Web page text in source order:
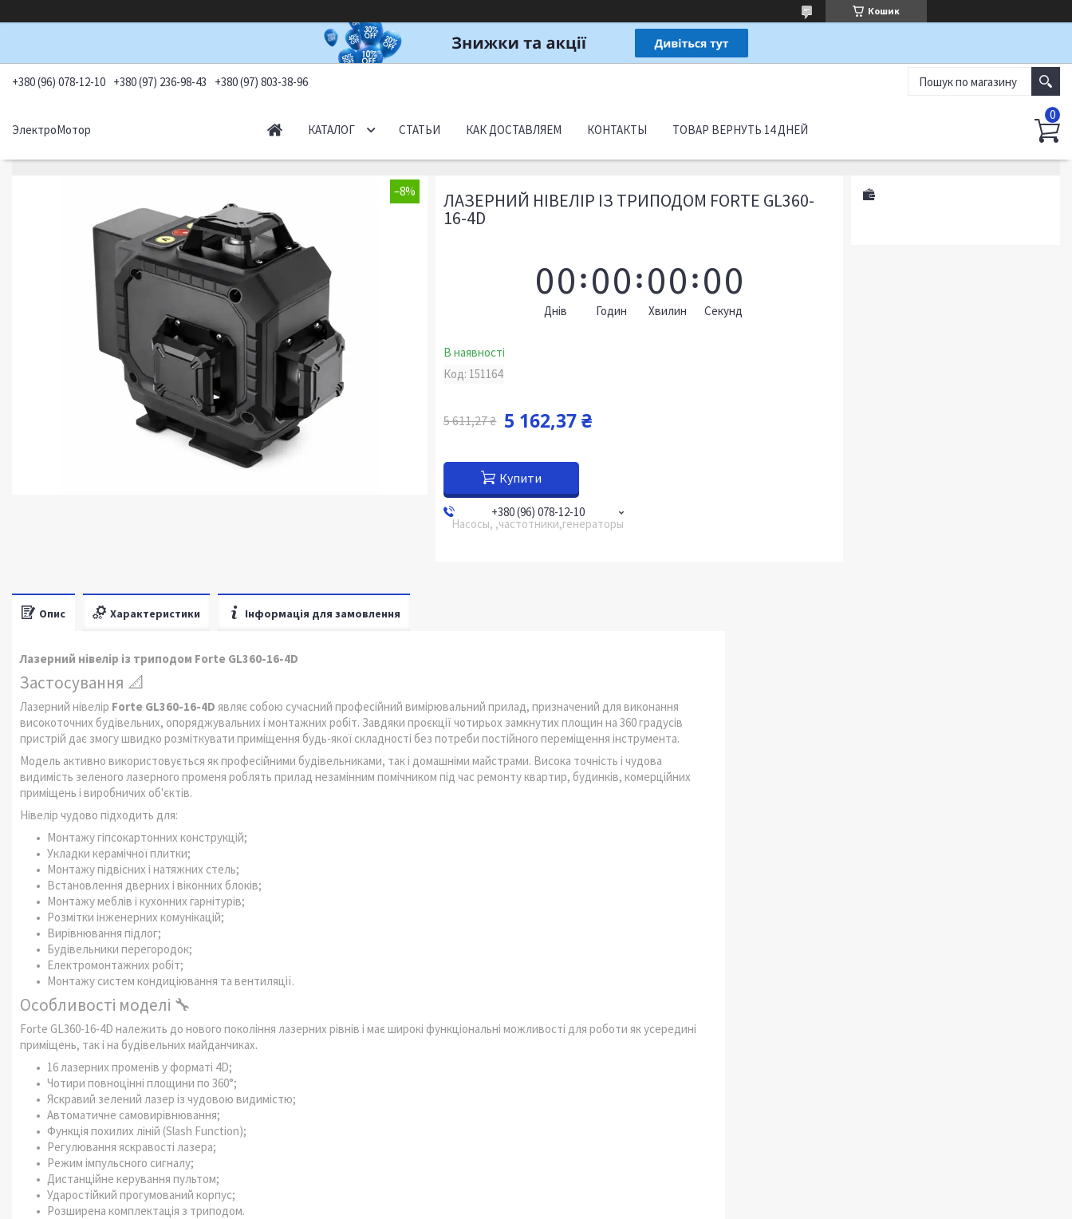
Кошик
+380 (96) 078-12-10 +380 (97) 236-98-43 +380 (97) 803-38-96
ЭлектроМотор КАТАЛОГ СТАТЬИ КАК ДОСТАВЛЯЕМ КОНТАКТЫ ТОВАР ВЕРНУТЬ 14 ДНЕЙ
–8% ЛАЗЕРНИЙ НІВЕЛІР ІЗ ТРИПОДОМ FORTE GL360-
16-4D
00
Днів
00
Годин
00
Хвилин
00
Секунд
В наявності
Код: 151164
5 611,27 ₴ 5 162,37 ₴
Купити
+380 (96) 078-12-10
Насосы, ,частотники,генераторы
Опис Характеристики Інформація для замовлення
Лазерний нівелір із триподом Forte GL360-16-4D
Застосування 📐
Лазерний нівелір Forte GL360-16-4D являє собою сучасний професійний вимірювальний прилад, призначений для виконання
високоточних будівельних, опоряджувальних і монтажних робіт. Завдяки проєкції чотирьох замкнутих площин на 360 градусів
пристрій дає змогу швидко розміткувати приміщення будь-якої складності без потреби постійного переміщення інструмента.
Модель активно використовується як професійними будівельниками, так і домашніми майстрами. Висока точність і чудова
видимість зеленого лазерного променя роблять прилад незамінним помічником під час ремонту квартир, будинків, комерційних
приміщень і виробничих об'єктів.
Нівелір чудово підходить для:
Монтажу гіпсокартонних конструкцій;
Укладки керамічної плитки;
Монтажу підвісних і натяжних стель;
Встановлення дверних і віконних блоків;
Монтажу меблів і кухонних гарнітурів;
Розмітки інженерних комунікацій;
Вирівнювання підлог;
Будівельники перегородок;
Електромонтажних робіт;
Монтажу систем кондиціювання та вентиляції.
Особливості моделі 🔧
Forte GL360-16-4D належить до нового покоління лазерних рівнів і має широкі функціональні можливості для роботи як усередині
приміщень, так і на будівельних майданчиках.
16 лазерних променів у форматі 4D;
Чотири повноцінні площини по 360°;
Яскравий зелений лазер із чудовою видимістю;
Автоматичне самовирівнювання;
Функція похилих ліній (Slash Function);
Регулювання яскравості лазера;
Режим імпульсного сигналу;
Дистанційне керування пультом;
Ударостійкий прогумований корпус;
Розширена комплектація з триподом.